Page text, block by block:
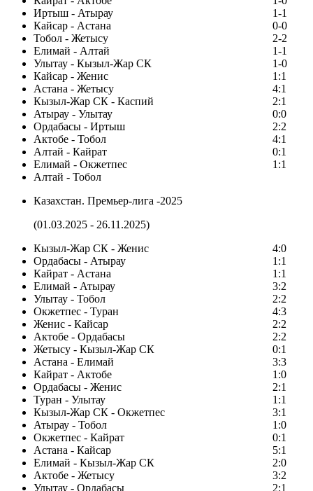
Иртыш - Атырау
1-1
Кайсар - Астана
0-0
Тобол - Жетысу
2-2
Елимай - Алтай
1-1
Улытау - Кызыл-Жар СК
1-0
Кайсар - Женис
1:1
Астана - Жетысу
4:1
Кызыл-Жар СК - Каспий
2:1
Атырау - Улытау
0:0
Ордабасы - Иртыш
2:2
Актобе - Тобол
4:1
Алтай - Кайрат
0:1
Елимай - Окжетпес
1:1
Алтай - Тобол
Казахстан. Премьер-лига -2025
(01.03.2025 - 26.11.2025)
Кызыл-Жар СК - Женис
4:0
Ордабасы - Атырау
1:1
Кайрат - Астана
1:1
Елимай - Атырау
3:2
Улытау - Тобол
2:2
Окжетпес - Туран
4:3
Женис - Кайсар
2:2
Актобе - Ордабасы
2:2
Жетысу - Кызыл-Жар СК
0:1
Астана - Елимай
3:3
Кайрат - Актобе
1:0
Ордабасы - Женис
2:1
Туран - Улытау
1:1
Кызыл-Жар СК - Окжетпес
3:1
Атырау - Тобол
1:0
Окжетпес - Кайрат
0:1
Астана - Кайсар
5:1
Елимай - Кызыл-Жар СК
2:0
Актобе - Жетысу
3:2
Улытау - Ордабасы
2:1